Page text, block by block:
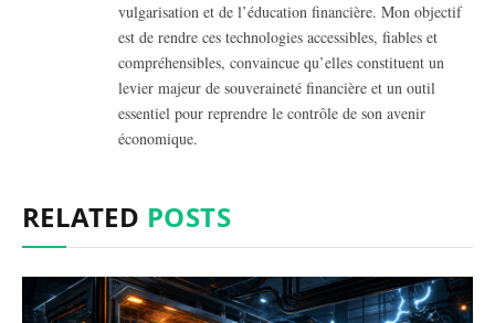
vulgarisation et de l’éducation financière. Mon objectif
est de rendre ces technologies accessibles, fiables et
compréhensibles, convaincue qu’elles constituent un
levier majeur de souveraineté financière et un outil
essentiel pour reprendre le contrôle de son avenir
économique.
RELATED POSTS